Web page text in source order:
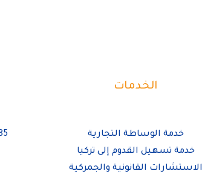
الخدمات
خدمة الوساطة التجارية
خدمة تسهيل القدوم إلى تركيا
الاستشارات القانونية والجمركية